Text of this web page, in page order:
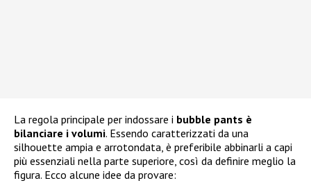
La regola principale per indossare i bubble pants è
bilanciare i volumi. Essendo caratterizzati da una
silhouette ampia e arrotondata, è preferibile abbinarli a capi
più essenziali nella parte superiore, così da definire meglio la
figura. Ecco alcune idee da provare: